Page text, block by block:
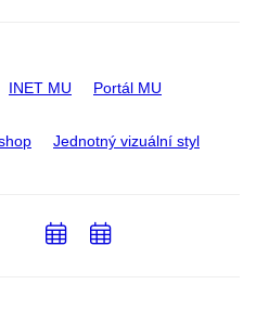
INET MU Portál MU
Jednotný vizuální styl
PřidatPřidat